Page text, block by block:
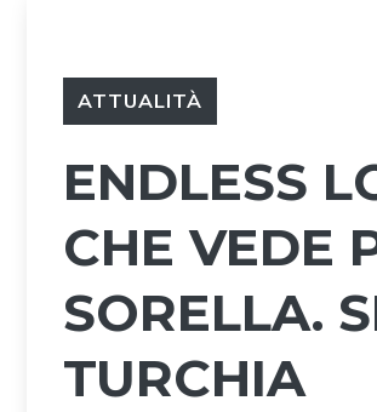
ATTUALITÀ
ENDLESS
CHE VEDE
SORELLA.
TURCHIA